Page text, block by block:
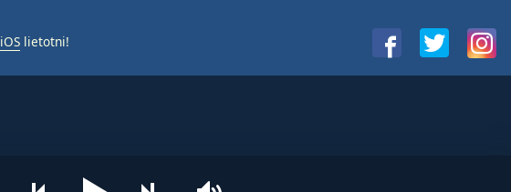
iOS lietotni!